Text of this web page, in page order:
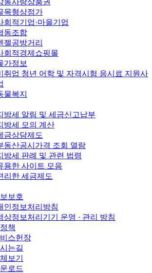
동사랑상품권
목형상점가
회적기업·마을기업
동조합
젤공방거리
회적경제쇼핑몰
가정보
취업 청년 어학 및 자격시험 응시료 지원사
물복지
방세 알림 및 세금신고납부
방세 모의 계산
금상담제도
동산공시가격 조회 열람
방세 판례 및 관련 법령
용한 사이트 모음
리한 세금제도
보호
인정보처리방침
상정보처리기기 운영 · 관리 방침
책
스헌장
는길
보기
로드